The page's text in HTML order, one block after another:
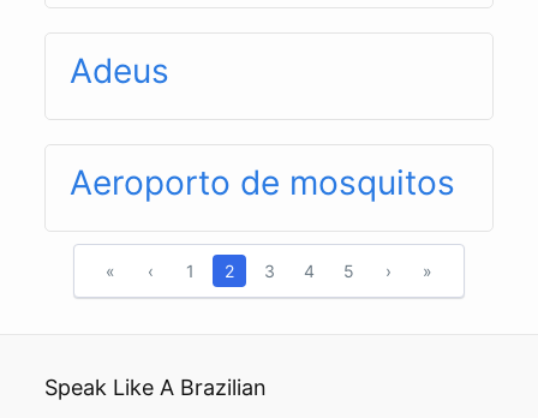
Adeus
Aeroporto de mosquitos
« ‹ 1 2 3 4 5 › »
Speak Like A Brazilian